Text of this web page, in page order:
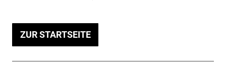
ZUR STARTSEITE